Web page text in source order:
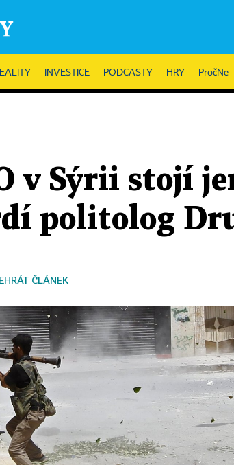
INVESTICE PODCASTY HRY PročNe
v Sýrii stojí
politolog
ČLÁNEK